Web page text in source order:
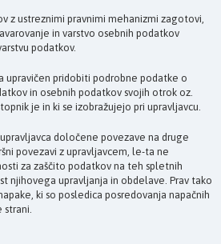
z ustreznimi pravnimi mehanizmi zagotovi,
in varstvo osebnih podatkov
podatkov.
upravičen pridobiti podrobne podatke o
in osebnih podatkov svojih otrok oz.
je in ki se izobražujejo pri upravljavcu.
določene povezave na druge
povezavi z upravljavcem, le-ta ne
za zaščito podatkov na teh spletnih
njihovega upravljanja in obdelave. Prav tako
ki so posledica posredovanja napačnih
strani.